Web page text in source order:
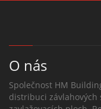
O nás
Společnost HM
distribuci závlahových